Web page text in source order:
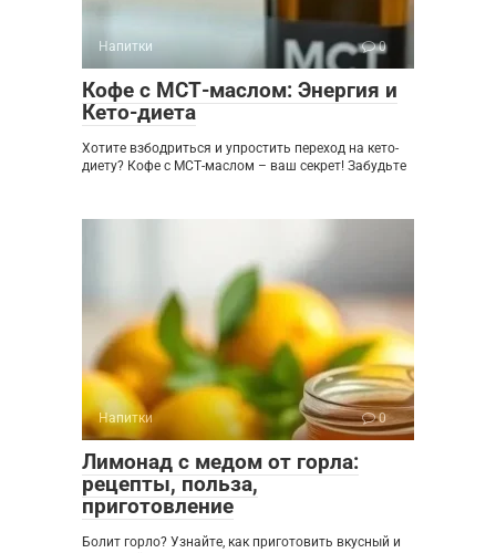
Напитки 0
Кофе с МСТ-маслом: Энергия и
Кето-диета
Хотите взбодриться и упростить переход на кето-
диету? Кофе с МСТ-маслом – ваш секрет! Забудьте
Напитки 0
Лимонад с медом от горла:
рецепты, польза,
приготовление
Болит горло? Узнайте, как приготовить вкусный и